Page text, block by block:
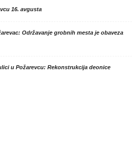
16. avgusta
Održavanje grobnih mesta je obaveza
u Požarevcu: Rekonstrukcija deonice